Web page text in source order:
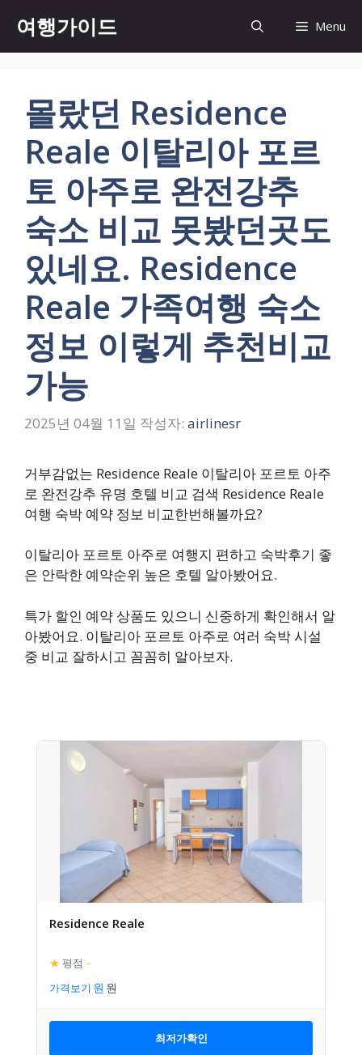
츠
여행가이드 Menu
몰랐던 Residence
Reale 이탈리아 포르
토 아주로 완전강추
숙소 비교 못봤던곳도
있네요. Residence
Reale 가족여행 숙소
정보 이렇게 추천비교
가능
2025년 04월 11일 작성자: airlinesr
거부감없는 Residence Reale 이탈리아 포르토 아주
로 완전강추 유명 호텔 비교 검색 Residence Reale
여행 숙박 예약 정보 비교한번해볼까요?
이탈리아 포르토 아주로 여행지 편하고 숙박후기 좋
은 안락한 예약순위 높은 호텔 알아봤어요.
특가 할인 예약 상품도 있으니 신중하게 확인해서 알
아봤어요. 이탈리아 포르토 아주로 여러 숙박 시설
중 비교 잘하시고 꼼꼼히 알아보자.
Residence Reale
★ 평점 –
가격보기
최저가확인